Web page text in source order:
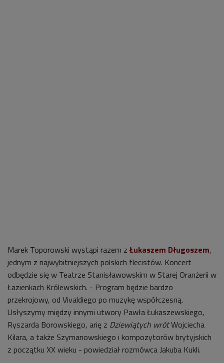
Marek Toporowski wystąpi razem z Łukaszem Długoszem,
jednym z najwybitniejszych polskich flecistów. Koncert
odbędzie się w Teatrze Stanisławowskim w Starej Oranżerii w
Łazienkach Królewskich. - Program będzie bardzo
przekrojowy, od Vivaldiego po muzykę współczesną.
Usłyszymy między innymi utwory Pawła Łukaszewskiego,
Ryszarda Borowskiego, arię z Dziewiątych wrótWojciecha
Kilara, a także Szymanowskiego i kompozytorów brytyjskich
z początku XX wieku - powiedział rozmówca Jakuba Kukli.